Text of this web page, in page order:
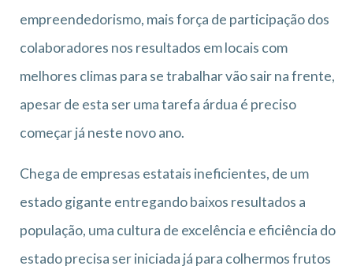
empreendedorismo, mais força de participação dos
colaboradores nos resultados em locais com
melhores climas para se trabalhar vão sair na frente,
apesar de esta ser uma tarefa árdua é preciso
começar já neste novo ano.
Chega de empresas estatais ineficientes, de um
estado gigante entregando baixos resultados a
população, uma cultura de excelência e eficiência do
estado precisa ser iniciada já para colhermos frutos